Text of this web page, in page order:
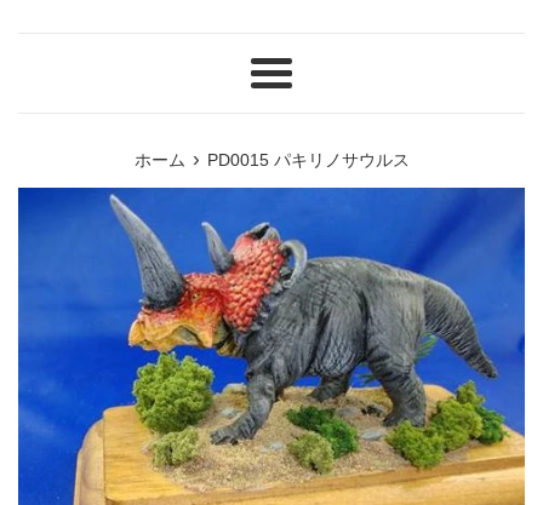
メ
ホーム › PD0015 パキリノサウルス